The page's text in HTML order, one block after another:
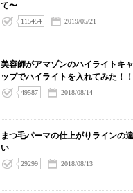
て〜
115454 2019/05/21
美容師がアマゾンのハイライトキャ
ップでハイライトを入れてみた！！
49587 2018/08/14
まつ毛パーマの仕上がりラインの違
い
29299 2018/08/13